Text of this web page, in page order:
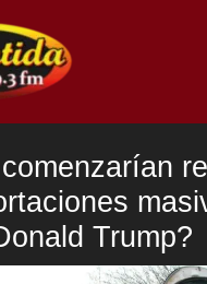
Trump?